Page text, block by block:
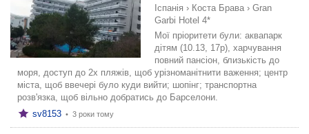
Іспанія › Коста Брава › Gran
Garbi Hotel 4*
Мої пріоритети були: аквапарк
дітям (10.13, 17р), харчування
повний пансіон, близькість до
моря, доступ до 2х пляжів, щоб урізноманітнити важення; центр
міста, щоб ввечері було куди вийти; шопінг; транспортна
розв'язка, щоб вільно добратись до Барселони.
sv8153 • 3 роки тому